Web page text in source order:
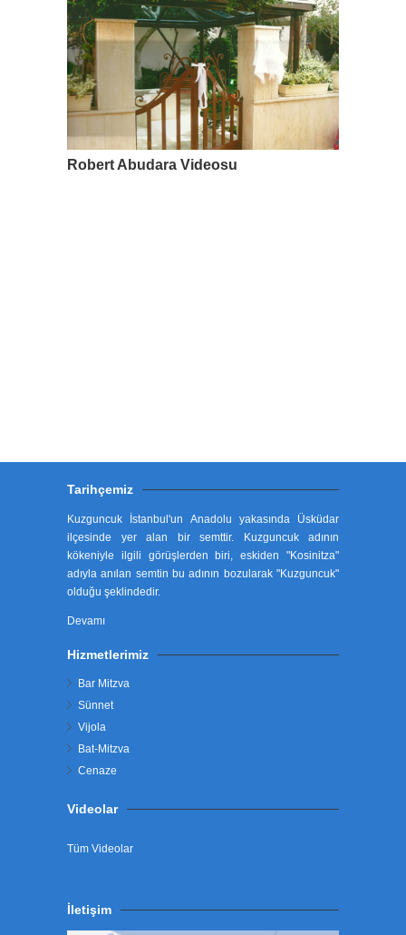
Robert Abudara Videosu
Tarihçemiz
Kuzguncuk İstanbul'un Anadolu yakasında Üsküdar
ilçesinde yer alan bir semttir. Kuzguncuk adının
kökeniyle ilgili görüşlerden biri, eskiden "Kosinitza"
adıyla anılan semtin bu adının bozularak "Kuzguncuk"
olduğu şeklindedir.
Devamı
Hizmetlerimiz
Bar Mitzva
Sünnet
Vijola
Bat-Mitzva
Cenaze
Videolar
Tüm Videolar
İletişim